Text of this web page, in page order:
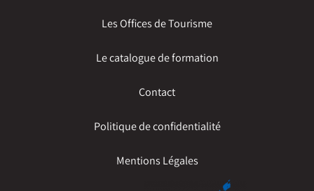
Les Offices de Tourisme
Le catalogue de formation
Contact
Politique de confidentialité
Mentions Légales